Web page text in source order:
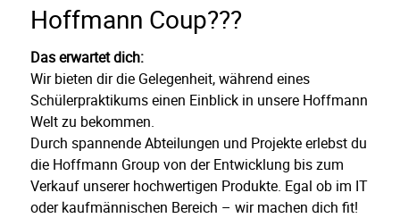
Hoffmann Coup???
Das erwartet dich:
Wir bieten dir die Gelegenheit, während eines
Schülerpraktikums einen Einblick in unsere Hoffmann
Welt zu bekommen.
Durch spannende Abteilungen und Projekte erlebst du
die Hoffmann Group von der Entwicklung bis zum
Verkauf unserer hochwertigen Produkte. Egal ob im IT
oder kaufmännischen Bereich – wir machen dich fit!